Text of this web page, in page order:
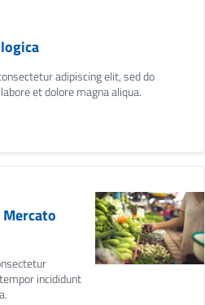
adipiscing elit, sed do
et dolore magna aliqua.
incididunt